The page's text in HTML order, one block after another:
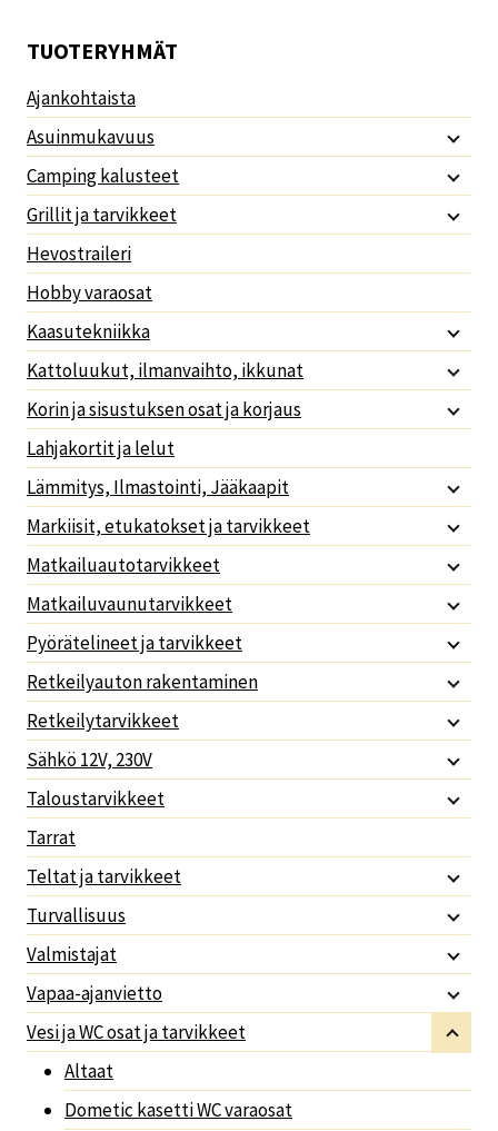
TUOTERYHMÄT
Ajankohtaista
Asuinmukavuus
Camping kalusteet
Grillit ja tarvikkeet
Hevostraileri
Hobby varaosat
Kaasutekniikka
Kattoluukut, ilmanvaihto, ikkunat
Korin ja sisustuksen osat ja korjaus
Lahjakortit ja lelut
Lämmitys, Ilmastointi, Jääkaapit
Markiisit, etukatokset ja tarvikkeet
Matkailuautotarvikkeet
Matkailuvaunutarvikkeet
Pyörätelineet ja tarvikkeet
Retkeilyauton rakentaminen
Retkeilytarvikkeet
Sähkö 12V, 230V
Taloustarvikkeet
Tarrat
Teltat ja tarvikkeet
Turvallisuus
Valmistajat
Vapaa-ajanvietto
Vesi ja WC osat ja tarvikkeet
Altaat
Dometic kasetti WC varaosat